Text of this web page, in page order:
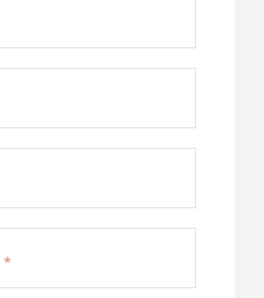
*